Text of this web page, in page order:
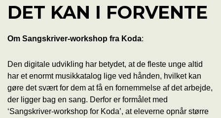
DET KAN I FORVENTE
Om Sangskriver-workshop fra Koda:
Den digitale udvikling har betydet, at de fleste unge altid
har et enormt musikkatalog lige ved hånden, hvilket kan
gøre det svært for dem at få en fornemmelse af det arbejde,
der ligger bag en sang. Derfor er formålet med
‘Sangskriver-workshop for Koda’, at eleverne opnår større